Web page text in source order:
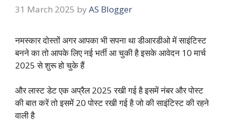
31 March 2025 by AS Blogger
नमस्कार दोस्तों अगर आपका भी सपना था डीआरडीओ में साइंटिस्ट
बनने का तो आपके लिए नई भर्ती आ चुकी है इसके आवेदन 10 मार्च
2025 से शुरू हो चुके हैं
और लास्ट डेट एक अप्रैल 2025 रखी गई है इसमें नंबर और पोस्ट
की बात करें तो इसमें 20 पोस्ट रखी गई है जो की साइंटिस्ट की रहने
वाली है